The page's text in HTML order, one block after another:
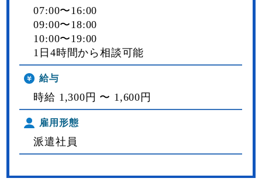
07:00〜16:00
09:00〜18:00
10:00〜19:00
1日4時間から相談可能
給与
時給 1,300円 〜 1,600円
雇用形態
派遣社員